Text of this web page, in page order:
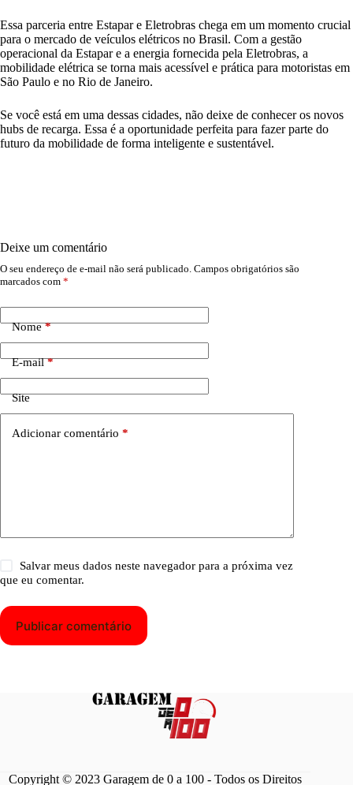
Essa parceria entre Estapar e Eletrobras chega em um momento crucial
para o mercado de veículos elétricos no Brasil. Com a gestão
operacional da Estapar e a energia fornecida pela Eletrobras, a
mobilidade elétrica se torna mais acessível e prática para motoristas em
São Paulo e no Rio de Janeiro.
Se você está em uma dessas cidades, não deixe de conhecer os novos
hubs de recarga. Essa é a oportunidade perfeita para fazer parte do
futuro da mobilidade de forma inteligente e sustentável.
Deixe um comentário
O seu endereço de e-mail não será publicado. Campos obrigatórios são
marcados com *
Nome*
E-mail*
Site
Adicionar comentário *
Salvar meus dados neste navegador para a próxima vez
que eu comentar.
Publicar comentário
Copyright © 2023 Garagem de 0 a 100 - Todos os Direitos